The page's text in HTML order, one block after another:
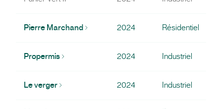
Pierre Marchand 2024 Résidentiel
Propermis 2024 Industriel
Le verger 2024 Industriel